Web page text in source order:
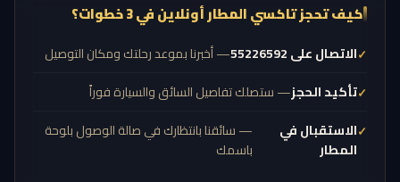
كيف تحجز تاكسي المطار أونلاين في 3 خطوات؟
الاتصال على 55226592
— أخبرنا بموعد رحلتك ومكان التوصيل
تأكيد الحجز— ستصلك تفاصيل السائق والسيارة فوراً
الاستقبال في
المطار
— سائقنا بانتظارك في صالة الوصول بلوحة
باسمك